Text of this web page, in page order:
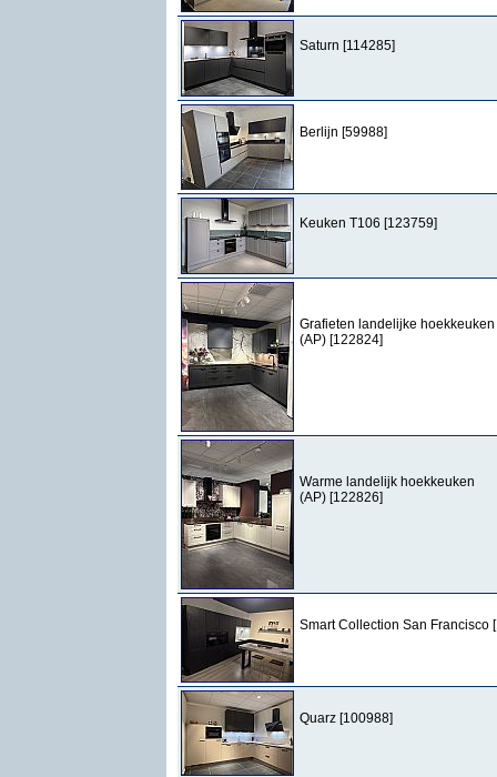
Saturn [114285]
Berlijn [59988]
Keuken T106 [123759]
Grafieten landelijke hoekkeuken
(AP) [122824]
Warme landelijk hoekkeuken
(AP) [122826]
Smart Collection San Francisco
Quarz [100988]